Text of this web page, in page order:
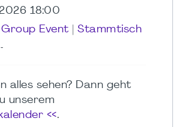
18:00
Group Event
Stammtisch
-
alles sehen? Dann geht
unserem
<<.